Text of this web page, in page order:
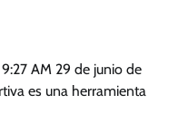
AM 29 de junio de
es una herramienta